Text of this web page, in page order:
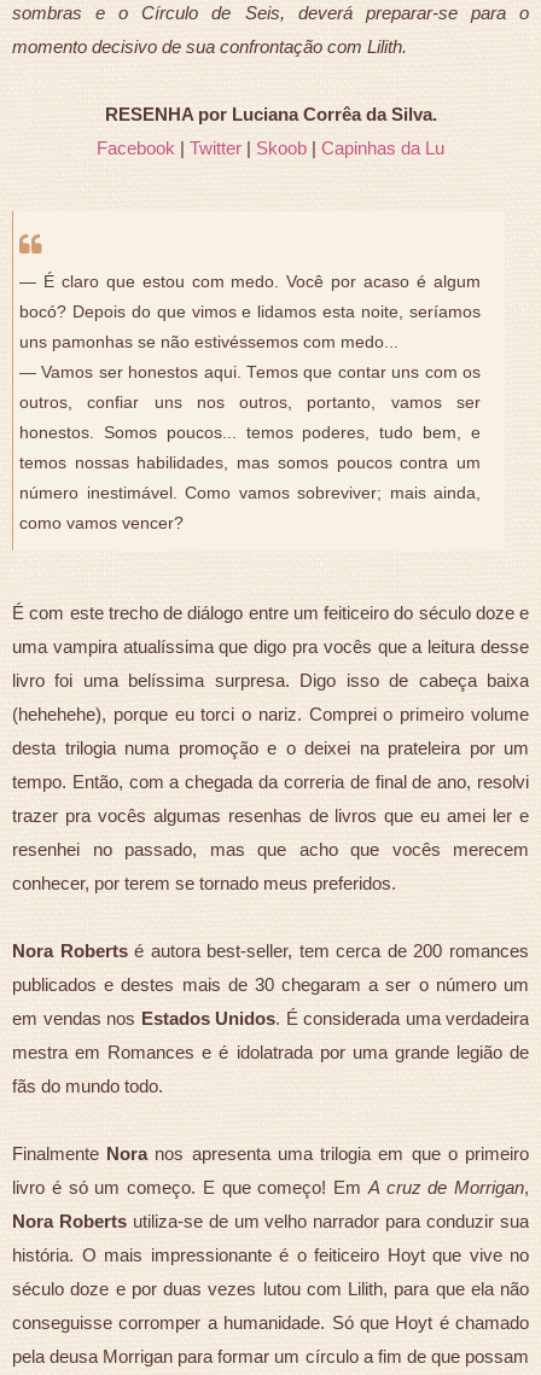
sombras e o Círculo de Seis, deverá preparar-se para o
momento decisivo de sua confrontação com Lilith.
RESENHA por Luciana Corrêa da Silva.
Facebook| Twitter |Skoob |Capinhas da Lu
— É claro que estou com medo. Você por acaso é algum
bocó? Depois do que vimos e lidamos esta noite, seríamos
uns pamonhas se não estivéssemos com medo...
— Vamos ser honestos aqui. Temos que contar uns com os
outros, confiar uns nos outros, portanto, vamos ser
honestos. Somos poucos... temos poderes, tudo bem, e
temos nossas habilidades, mas somos poucos contra um
número inestimável. Como vamos sobreviver; mais ainda,
como vamos vencer?
É com este trecho de diálogo entre um feiticeiro do século doze e
uma vampira atualíssima que digo pra vocês que a leitura desse
livro foi uma belíssima surpresa. Digo isso de cabeça baixa
(hehehehe), porque eu torci o nariz. Comprei o primeiro volume
desta trilogia numa promoção e o deixei na prateleira por um
tempo. Então, com a chegada da correria de final de ano, resolvi
trazer pra vocês algumas resenhas de livros que eu amei ler e
resenhei no passado, mas que acho que vocês merecem
conhecer, por terem se tornado meus preferidos.
Nora Robertsé autora best-seller, tem cerca de 200 romances
publicados e destes mais de 30 chegaram a ser o número um
em vendas nos Estados Unidos. É considerada uma verdadeira
mestra em Romances e é idolatrada por uma grande legião de
fãs do mundo todo.
Finalmente Noranos apresenta uma trilogia em que o primeiro
livro é só um começo. E que começo! Em A cruz de Morrigan,
Nora Robertsutiliza-se de um velho narrador para conduzir sua
história. O mais impressionante é o feiticeiro Hoyt que vive no
século doze e por duas vezes lutou com Lilith, para que ela não
conseguisse corromper a humanidade. Só que Hoyt é chamado
pela deusa Morrigan para formar um círculo a fim de que possam